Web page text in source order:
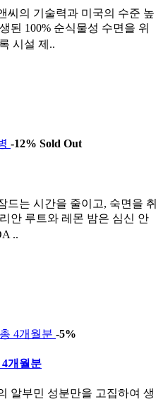
씨의 기술력과 미국의 수준 높
된 100% 순식물성 수면을 위
시설 제..
-12% Sold Out
드는 시간을 줄이고, 숙면을 취
안 루트와 레몬 밤은 심신 안
..
-5%
개월분
알부민 성분만을 고집하여 생